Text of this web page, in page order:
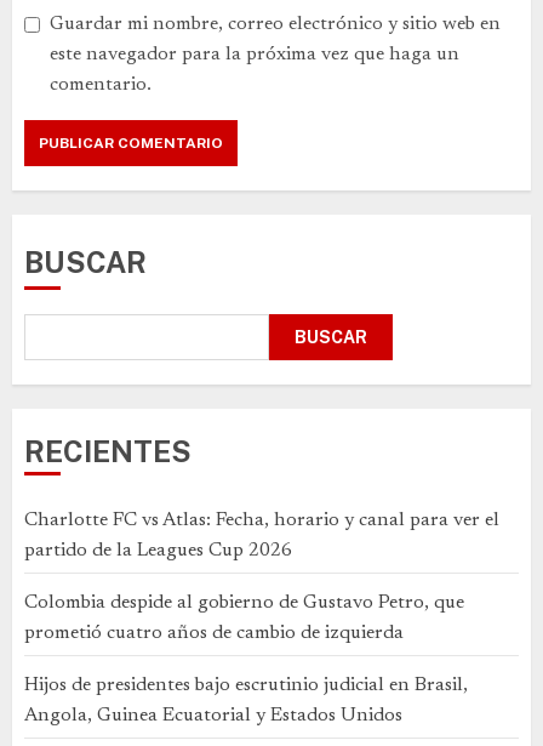
Guardar mi nombre, correo electrónico y sitio web en
este navegador para la próxima vez que haga un
comentario.
BUSCAR
BUSCAR
RECIENTES
Charlotte FC vs Atlas: Fecha, horario y canal para ver el
partido de la Leagues Cup 2026
Colombia despide al gobierno de Gustavo Petro, que
prometió cuatro años de cambio de izquierda
Hijos de presidentes bajo escrutinio judicial en Brasil,
Angola, Guinea Ecuatorial y Estados Unidos